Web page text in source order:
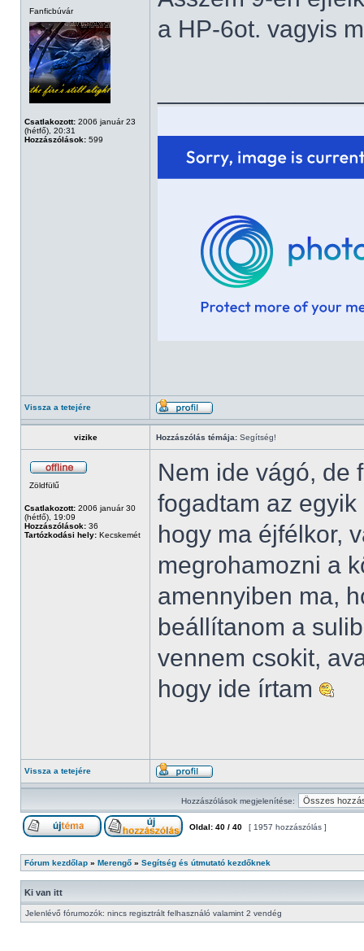
Fanficbúvár
Csatlakozott: 2006 január 23
(hétfő), 20:31
Hozzászólások: 599
a HP-6ot. vagyis
Vissza a tetejére
vizike Hozzászólás témája: Segítség!
Zöldfülű
Csatlakozott: 2006 január 30
(hétfő), 19:09
Hozzászólások: 36
Tartózkodási hely: Kecskemét
Nem ide vágó, de
fogadtam az
hogy ma éjfélkor,
megrohamozni a
amennyiben ma,
beállítanom a
vennem csokit,
hogy ide írtam
Vissza a tetejére
Hozzászólások megjelenítése:
Oldal: 40 / 40 [ 1957 hozzászólás ]
Fórum kezdőlap » Merengő » Segítség és útmutató kezdőknek
Ki van itt
Jelenlévő fórumozók: nincs regisztrált felhasználó valamint 2 vendég